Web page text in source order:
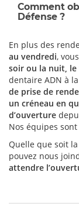
Comment
Défense ?
En plus des
au vendredi,
soir ou la nuit, le
dentaire ADN à
de prise de
un créneau en
d’ouverture
Nos équipes
Quelle que soit
pouvez nous
attendre